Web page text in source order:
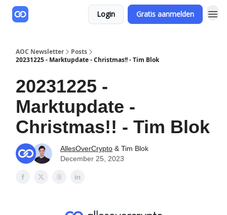
Login Gratis aanmelden
AOC Newsletter
Posts
20231225 - Marktupdate - Christmas!! - Tim Blok
20231225 -
Marktupdate -
Christmas!! - Tim Blok
AllesOverCrypto & Tim Blok
December 25, 2023